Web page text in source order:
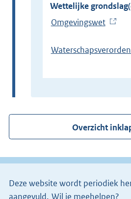
Wettelijke
Omgevingswet(
x
e
e
l
i
n
)
Overzicht
Deze website wordt periodiek
aangevuld. Wil je meehelpen?